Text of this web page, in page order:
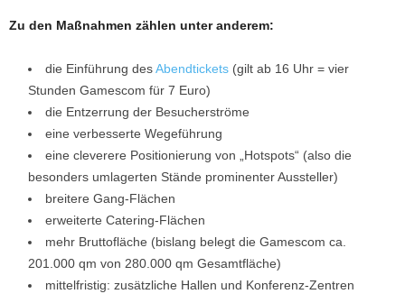
Zu den Maßnahmen zählen unter anderem:
die Einführung desAbendtickets (gilt ab 16 Uhr = vier
Stunden Gamescom für 7 Euro)
die Entzerrung der Besucherströme
eine verbesserte Wegeführung
eine cleverere Positionierung von „Hotspots“ (also die
besonders umlagerten Stände prominenter Aussteller)
breitere Gang-Flächen
erweiterte Catering-Flächen
mehr Bruttofläche (bislang belegt die Gamescom ca.
201.000 qm von 280.000 qm Gesamtfläche)
mittelfristig: zusätzliche Hallen und Konferenz-Zentren